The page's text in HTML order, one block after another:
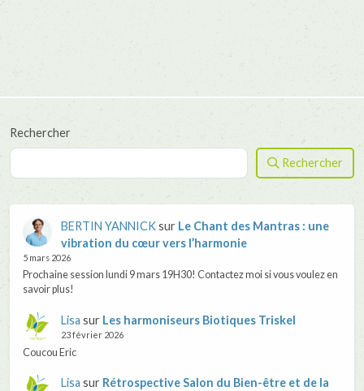
Rechercher
Rechercher
BERTIN YANNICKsur Le Chant des Mantras : une
vibration du cœur vers l’harmonie
5 mars 2026
Prochaine session lundi 9 mars 19H30! Contactez moi si vous voulez en
savoir plus!
Lisa sur Les harmoniseurs Biotiques Triskel
23 février 2026
Coucou Eric
Lisa sur Rétrospective Salon du Bien-être et de la